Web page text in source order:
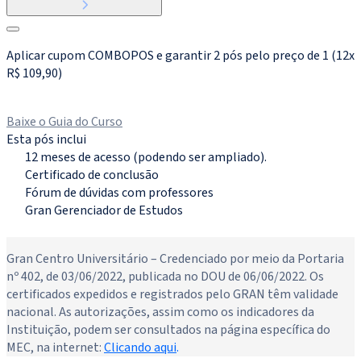
Aplicar cupom COMBOPOS e garantir 2 pós pelo preço de 1 (12x
R$ 109,90)
Baixe o Guia do Curso
Esta pós inclui
12 meses de acesso (podendo ser ampliado).
Certificado de conclusão
Fórum de dúvidas com professores
Gran Gerenciador de Estudos
Gran Centro Universitário – Credenciado por meio da Portaria
nº 402, de 03/06/2022, publicada no DOU de 06/06/2022. Os
certificados expedidos e registrados pelo GRAN têm validade
nacional. As autorizações, assim como os indicadores da
Instituição, podem ser consultados na página específica do
MEC, na internet:Clicando aqui.